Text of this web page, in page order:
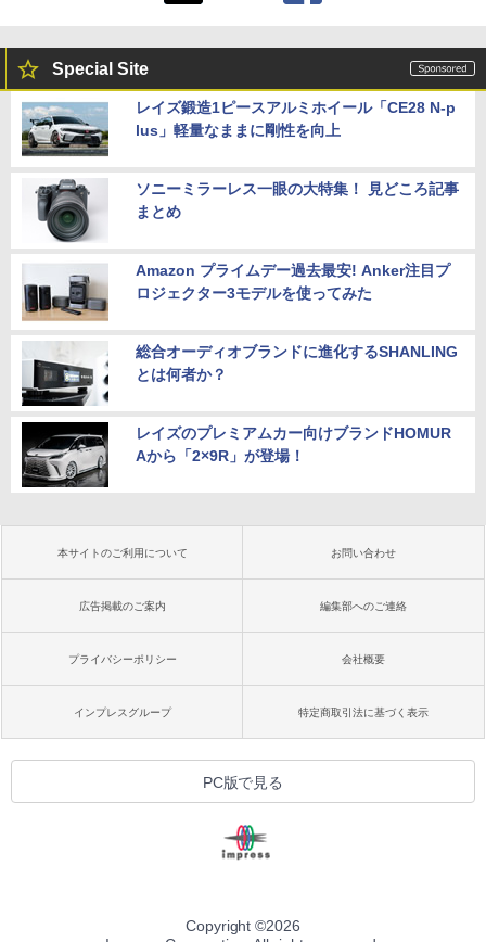
Special Site
レイズ鍛造1ピースアルミホイール「CE28 N-p
lus」軽量なままに剛性を向上
ソニーミラーレス一眼の大特集！ 見どころ記事
まとめ
Amazon プライムデー過去最安! Anker注目プ
ロジェクター3モデルを使ってみた
総合オーディオブランドに進化するSHANLING
とは何者か？
レイズのプレミアムカー向けブランドHOMUR
Aから「2×9R」が登場！
本サイトのご利用について お問い合わせ
広告掲載のご案内 編集部へのご連絡
プライバシーポリシー 会社概要
インプレスグループ 特定商取引法に基づく表示
PC版で見る
Copyright ©2026